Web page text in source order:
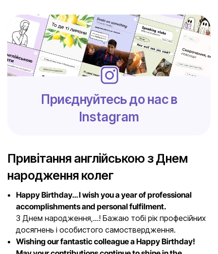
Приєднуйтесь до нас в
Instagram
Привітання англійською з Днем
народження колег
Happy Birthday… I wish you a year of professional
accomplishments and personal fulfilment.
З Днем народження,…! Бажаю тобі рік професійних
досягнень і особистого самоствердження.
Wishing our fantastic colleague a Happy Birthday!